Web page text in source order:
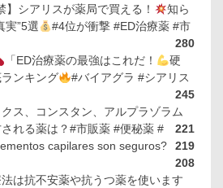
】シアリスが薬局で買える！
知ら
実”5選
#4位が衝撃 #ED治療薬 #市
280
「ED治療薬の最強はこれだ！
硬
ンキング
#バイアグラ #シアリス
245
クス、コンスタン、アルプラゾラム
221
れる薬は？#市販薬 #便秘薬 #
219
capilares son seguros?
208
法は抗不安薬や抗うつ薬を使います